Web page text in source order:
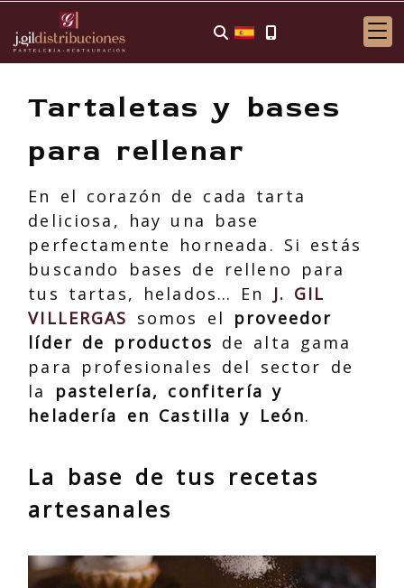
Tartaletas y bases
para rellenar
En el corazón de cada tarta
deliciosa, hay una base
perfectamente horneada. Si estás
buscando bases de relleno para
tus tartas, helados… En
J. GIL
VILLERGAS somos el proveedor
líder de productos de alta gama
para profesionales del sector de
la
pastelería, confitería y
heladería en Castilla y León.
La base de tus recetas
artesanales